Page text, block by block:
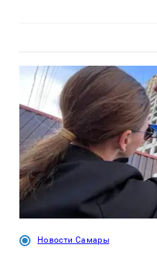
Новости Самары